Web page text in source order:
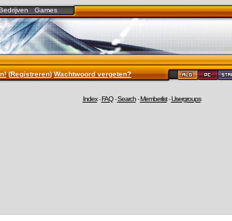
Games
(Registreren)Wachtwoord vergeten?
Index-FAQ-Search-Memberlist-Usergroups